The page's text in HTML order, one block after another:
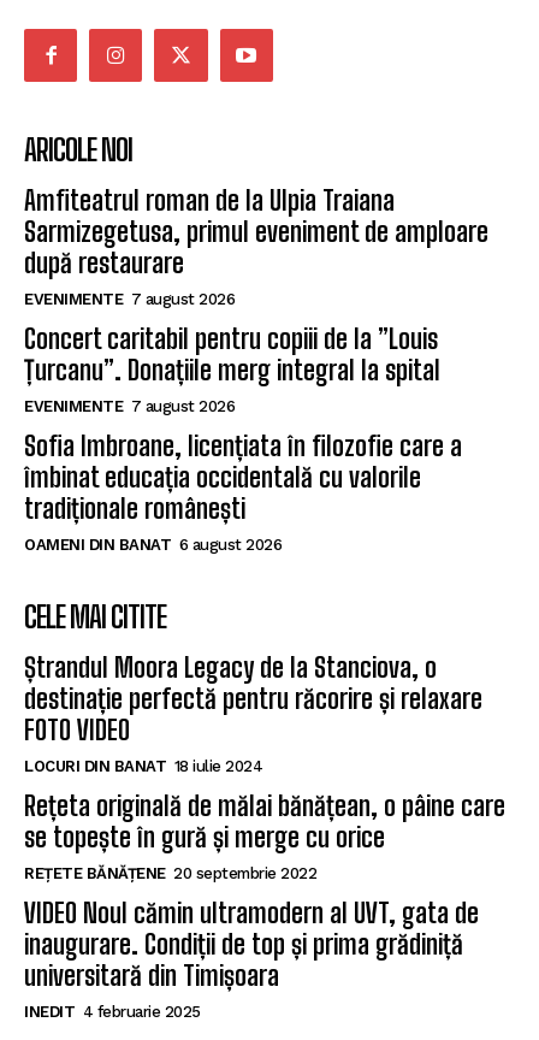
ARICOLE NOI
Amfiteatrul roman de la Ulpia Traiana
Sarmizegetusa, primul eveniment de amploare
după restaurare
EVENIMENTE 7 august 2026
Concert caritabil pentru copiii de la ”Louis
Țurcanu”. Donațiile merg integral la spital
EVENIMENTE 7 august 2026
Sofia Imbroane, licențiata în filozofie care a
îmbinat educația occidentală cu valorile
tradiționale românești
OAMENI DIN BANAT 6 august 2026
CELE MAI CITITE
Ștrandul Moora Legacy de la Stanciova, o
destinație perfectă pentru răcorire și relaxare
FOTO VIDEO
LOCURI DIN BANAT 18 iulie 2024
Rețeta originală de mălai bănățean, o pâine care
se topește în gură și merge cu orice
REȚETE BĂNĂȚENE 20 septembrie 2022
VIDEO Noul cămin ultramodern al UVT, gata de
inaugurare. Condiții de top și prima grădiniță
universitară din Timișoara
INEDIT 4 februarie 2025